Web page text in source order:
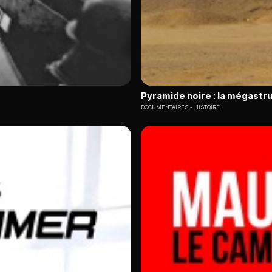
Pyramide noire : la
DOCUMENTAIRES HISTOIRE